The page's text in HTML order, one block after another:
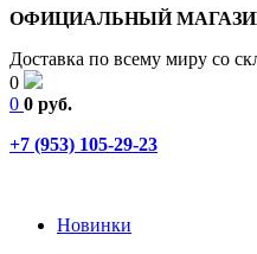
ОФИЦИАЛЬНЫЙ
Доставка по всему миру со
0
0 0 руб.
+7 (953) 105-29-23
Новинки